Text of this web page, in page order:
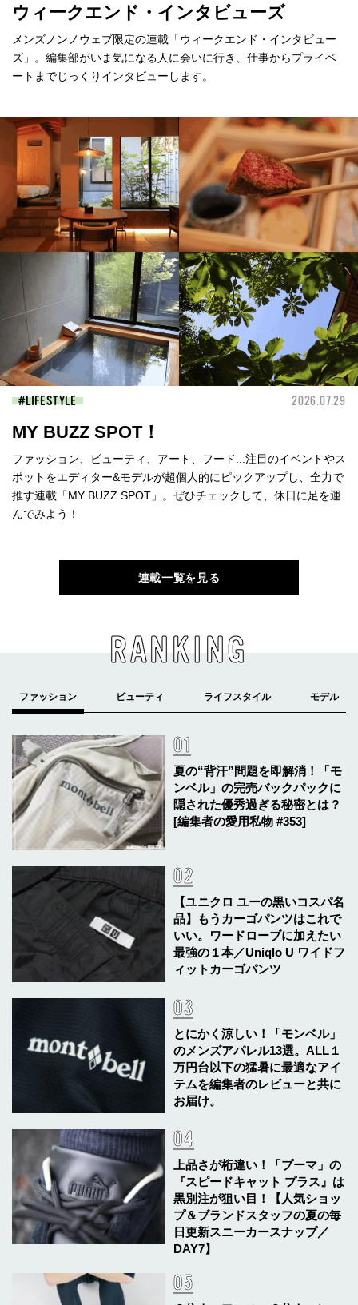
ウィークエンド・インタビューズ
メンズノンノウェブ限定の連載「ウィークエンド・インタビュー
ズ」。編集部がいま気になる人に会いに行き、仕事からプライベ
ートまでじっくりインタビューします。
LIFESTYLE 2026.07.29
MY BUZZ SPOT！
ファッション、ビューティ、アート、フード...注目のイベントやス
ポットをエディター&モデルが超個人的にピックアップし、全力で
推す連載「MY BUZZ SPOT」。ぜひチェックして、休日に足を運
んでみよう！
連載一覧を見る
RANKING
夏の“背汗”問題を即解消！「モ
ンベル」の完売バックパックに
隠された優秀過ぎる秘密とは？
[編集者の愛用私物 #353]
【ユニクロ ユーの黒いコスパ名
品】もうカーゴパンツはこれで
いい。ワードローブに加えたい
最強の１本／Uniqlo U ワイドフ
ィットカーゴパンツ
とにかく涼しい！「モンベル」
のメンズアパレル13選。ALL１
万円台以下の猛暑に最適なアイ
テムを編集者のレビューと共に
お届け。
上品さが桁違い！「プーマ」の
『スピードキャット プラス』は
黒別注が狙い目！【人気ショッ
プ＆ブランドスタッフの夏の毎
日更新スニーカースナップ／
DAY7】